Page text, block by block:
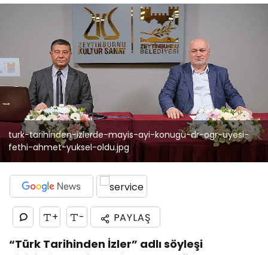
turk-tarihinden-izlerde-mayis-ayi-konugu-dr-ogr-uyesi-
fethi-ahmet-yuksel-oldu.jpg
+ - PAYLAŞ
“Türk Tarihinden İzler” adlı söyleşi